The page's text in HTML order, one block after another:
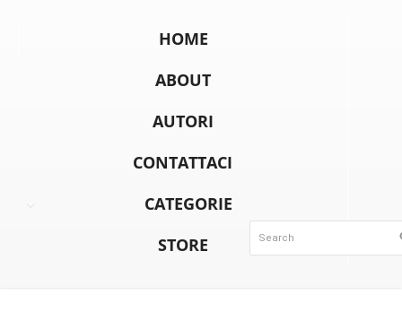
HOME
ABOUT
AUTORI
CONTATTACI
CATEGORIE
STORE